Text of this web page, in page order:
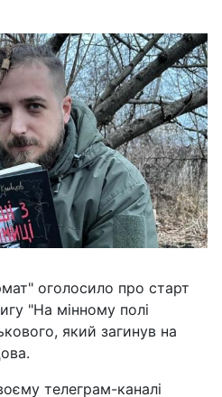
оголосило про старт
"На мінному полі
який загинув на
телеграм-каналі